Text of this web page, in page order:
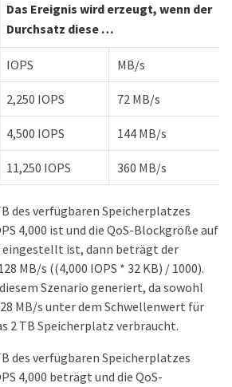
Das Ereignis wird erzeugt, wenn der
Durchsatz diese …​
IOPS MB/s
2,250 IOPS 72 MB/s
4,500 IOPS 144 MB/s
11,250 IOPS 360 MB/s
des verfügbaren Speicherplatzes
4,000 ist und die QoS-Blockgröße auf
eingestellt ist, dann beträgt der
MB/s ((4,000 IOPS * 32 KB) / 1000).
Szenario generiert, da sowohl
MB/s unter dem Schwellenwert für
2 TB Speicherplatz verbraucht.
des verfügbaren Speicherplatzes
4,000 beträgt und die QoS-